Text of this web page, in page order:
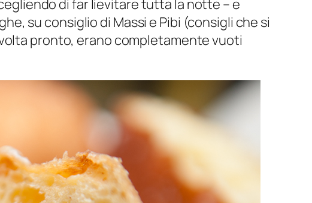
di far lievitare tutta la notte – e
su consiglio di Massi e Pibi (consigli che si
pronto, erano completamente vuoti